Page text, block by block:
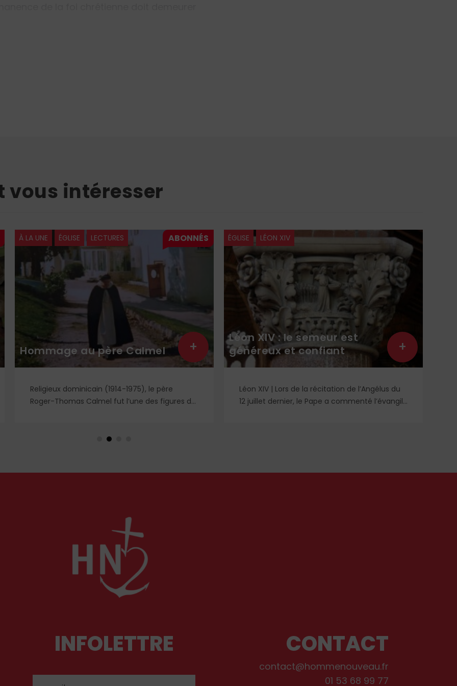
vous intéresser
À LA UNE ÉGLISE LECTURES
Hommage au père Calmel
Religieux dominicain (1914-1975), le père
Roger-Thomas Calmel fut l’une des figures du
traditionnelle, ainsi qu’aux antiques
des plus importants du XXᵉ siècle. Deux
+
ÉGLISE LÉON XIV
Léon XIV : le semeur est
généreux et confiant
Léon XIV | Lors de la récitation de l’Angélus du
12 juillet dernier, le Pape a commenté l’évangile
+
INFOLETTRE CONTACT
contact@hommenouveau.fr
01 53 68 99 77